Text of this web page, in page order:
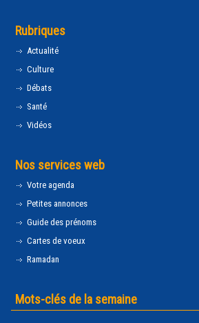
Rubriques
Actualité
Culture
Débats
Santé
Vidéos
Nos services web
Votre agenda
Petites annonces
Guide des prénoms
Cartes de voeux
Ramadan
Mots-clés de la semaine